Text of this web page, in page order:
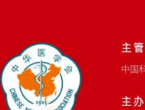
主 管
中国
主 办